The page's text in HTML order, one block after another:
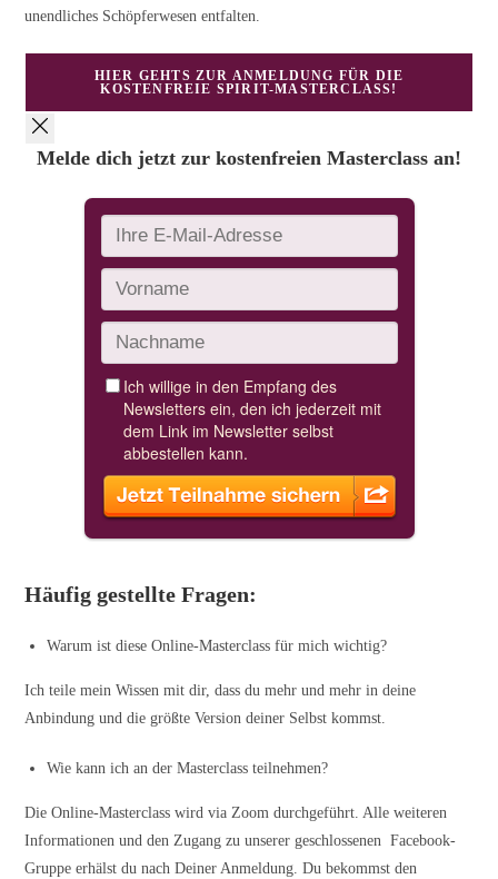
unendliches Schöpferwesen entfalten.
HIER GEHTS ZUR ANMELDUNG FÜR DIE
KOSTENFREIE SPIRIT-MASTERCLASS!
Melde dich jetzt zur kostenfreien Masterclass an!
Häufig gestellte Fragen:
Warum ist diese Online-Masterclass für mich wichtig?
Ich teile mein Wissen mit dir, dass du mehr und mehr in deine
Anbindung und die größte Version deiner Selbst kommst.
Wie kann ich an der Masterclass teilnehmen?
Die Online-Masterclass wird via Zoom durchgeführt. Alle weiteren
Informationen und den Zugang zu unserer geschlossenen Facebook-
Gruppe erhälst du nach Deiner Anmeldung. Du bekommst den